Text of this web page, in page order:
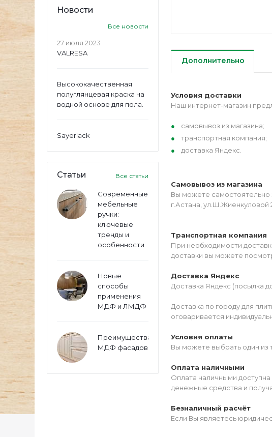
Новости
Все новости
27 июля 2023
VALRESA
Высококачественная
полуглянцевая краска на
водной основе для пола.
Sayerlack
Статьи Все статьи
Современные
мебельные
ручки:
ключевые
тренды и
особенности
Новые
способы
применения
МДФ и ЛМДФ
Преимущества
МДФ фасадов
Дополнительно
Условия доставки
Наш интернет-магазин
самовывоз из магазина;
транспортная компания;
доставка Яндекс.
Самовывоз из магазина
Вы можете самостоятельно
г.Астана, ул.Ш.Жиенкуловой
Транспортная компания
При необходимости
доставки вы можете
Доставка Яндекс
Доставка Яндекс (посылка
Доставка по городу для
оговаривается
Условия оплаты
Вы можете выбрать один из
Оплата наличными
Оплата наличными
денежные средства и
Безналичный расчёт
Если Вы являетесь